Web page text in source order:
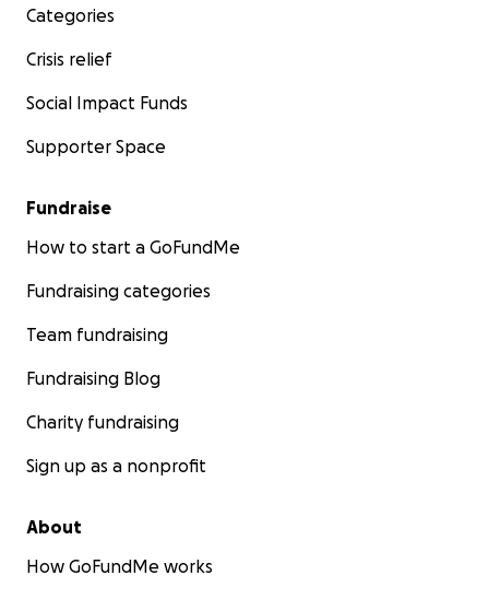
Categories
Crisis relief
Social Impact Funds
Supporter Space
Fundraise
How to start a GoFundMe
Fundraising categories
Team fundraising
Fundraising Blog
Charity fundraising
Sign up as a nonprofit
About
How GoFundMe works